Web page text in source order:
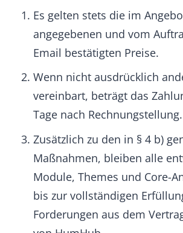
Überlassen eines neuen
oder dadurch erfolgen, dass
Möglichkeiten aufzeigt, die
des Mangels zu vermeiden. Ein
Programmstand muss vom
dann übernommen werden, wenn
ihn zu einem hinnehmbaren
Anpassungsaufwand führt.
§ 4 Leistungserbringung
Commercial License
a) Allgemeines